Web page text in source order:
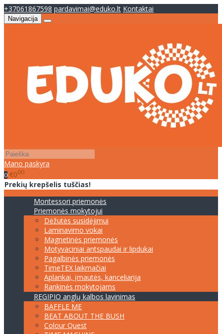
+37061867598 pardavimai@eduko.lt Kontaktai
Navigacija
Mano paskyra
0 €000
Prekių krepšelis tuščias!
Montessori priemonės
Priemonės mokytojui
Dėžutės susidėjimui
Laminavimo vokai
Magnetinės priemonės
Motyvaciniai antspaudai ir lipdukai
Pagalbinės priemonės
TimeTEX laikmačiai
Aplankai, įmautės, kanceliarija
Rankinės mokytojams
REGIPIO anglų kalbos lavinimas
BAFFLE ME
BEAT ABOUT THE BUSH
Colour Quest